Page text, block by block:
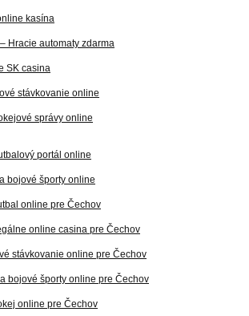
kasína
Hracie automaty zdarma
SK casina
stávkovanie online
správy online
portál online
bojové športy online
online pre Čechov
online casina pre Čechov
stávkovanie online pre Čechov
bojové športy online pre Čechov
online pre Čechov